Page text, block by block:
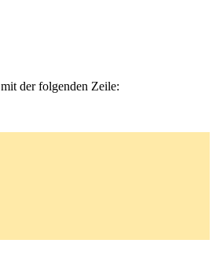
mit der folgenden Zeile: